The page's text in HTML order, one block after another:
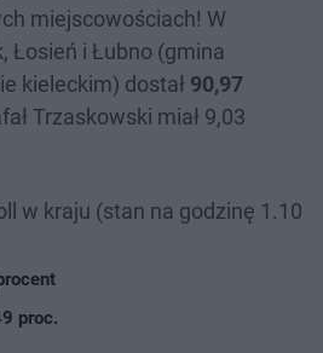
miejscowościach! W
Łosień i Łubno (gmina
kieleckim) dostał 90,97
Trzaskowski miał 9,03
w kraju (stan na godzinę 1.10
proc.